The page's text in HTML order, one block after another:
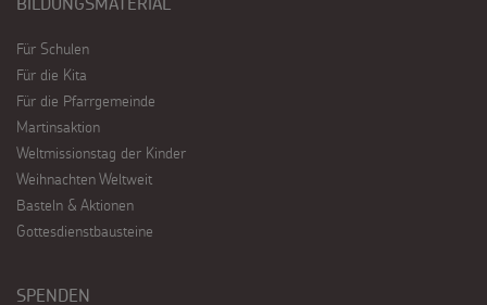
BILDUNGSMATERIAL
Für Schulen
Für die Kita
Für die Pfarrgemeinde
Martinsaktion
Weltmissionstag der Kinder
Weihnachten Weltweit
Basteln & Aktionen
Gottesdienstbausteine
SPENDEN